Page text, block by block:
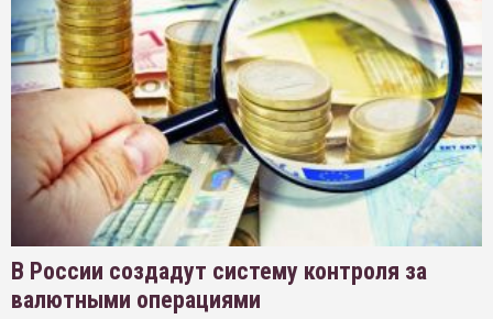
В России создадут систему контроля за
валютными операциями